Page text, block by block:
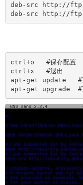
deb-src http://
deb-src http://
ctrl+o   #保存配置
ctrl+x   #退出
apt-get update   #
apt-get upgrade  #